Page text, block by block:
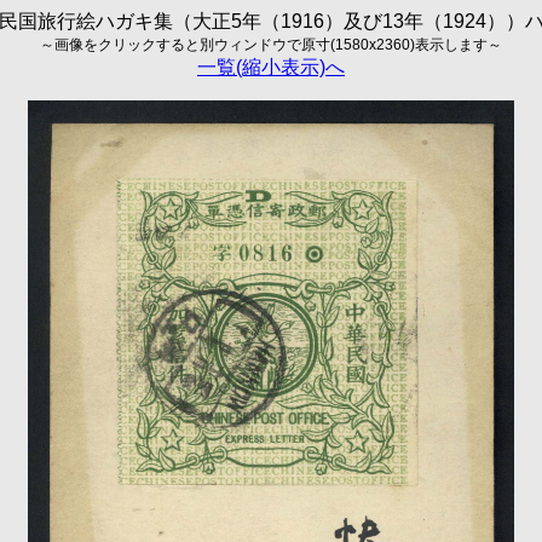
国旅行絵ハガキ集（大正5年（1916）及び13年（1924））
～画像をクリックすると別ウィンドウで原寸(1580x2360)表示します～
一覧(縮小表示)へ